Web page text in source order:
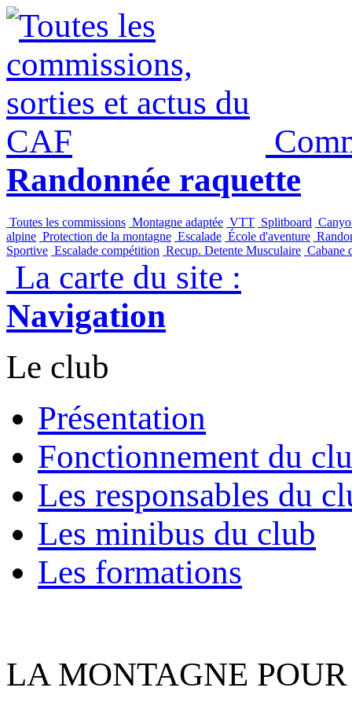
Randonnée raquette
Toutes les commissions Montagne adaptée VTT Splitboard
alpine Protection de la montagne Escalade École d'aventure
Sportive Escalade compétition Recup. Detente Musculaire Cabane
La carte du site :
Navigation
Le club
Présentation
Fonctionnement du
Les responsables du
Les minibus du club
Les formations
LA MONTAGNE
Panneau de gestion des cookies